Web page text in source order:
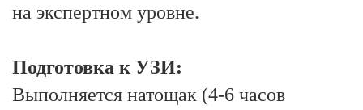
на экспертном уровне.
Подготовка к УЗИ:
Выполняется натощак (4-6 часов